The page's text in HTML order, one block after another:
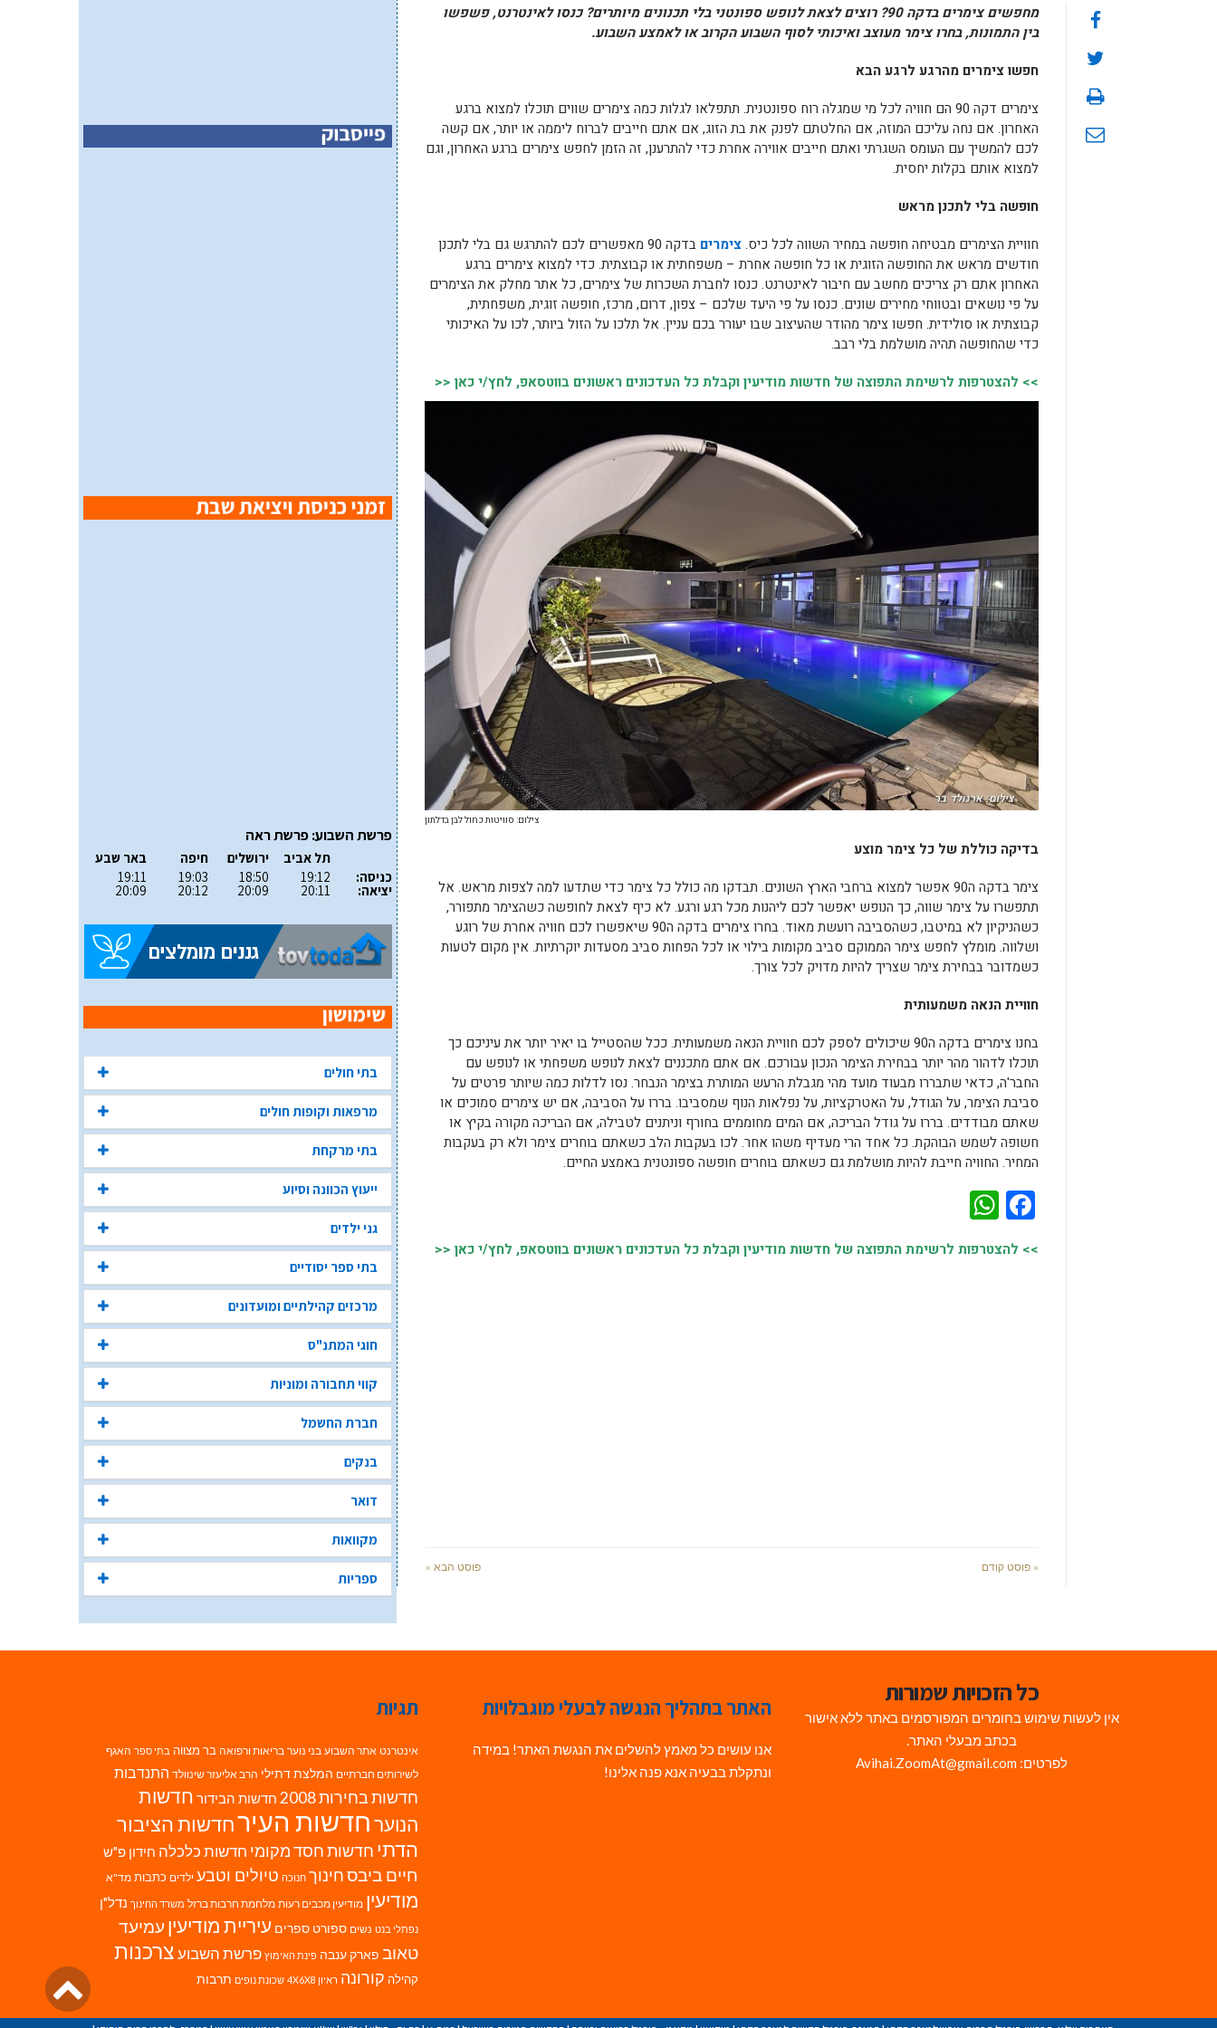
מחפשים צימרים בדקה 90? רוצים לצאת לנופש ספונטני בלי תכנונים מיותרים? כנסו לאינטרנט, פשפשו
בין התמונות, בחרו צימר מעוצב ואיכותי לסוף השבוע הקרוב או לאמצע השבוע.
חפשו צימרים מהרגע לרגע הבא
צימרים דקה 90 הם חוויה לכל מי שמגלה רוח ספונטנית. תתפלאו לגלות כמה צימרים שווים תוכלו למצוא ברגע
האחרון. אם נחה עליכם המוזה, אם החלטתם לפנק את בת הזוג, אם אתם חייבים לברוח ליממה או יותר, אם קשה
לכם להמשיך עם העומס השגרתי ואתם חייבים אווירה אחרת כדי להתרענן, זה הזמן לחפש צימרים ברגע האחרון, וגם
למצוא אותם בקלות יחסית.
חופשה בלי לתכנן מראש
חוויית הצימרים מבטיחה חופשה במחיר השווה לכל כיס.צימרים
בדקה 90 מאפשרים לכם להתרגש גם בלי לתכנן
חודשים מראש את החופשה הזוגית או כל חופשה אחרת – משפחתית או קבוצתית. כדי למצוא צימרים ברגע
האחרון אתם רק צריכים מחשב עם חיבור לאינטרנט. כנסו לחברת השכרות של צימרים, כל אתר מחלק את הצימרים
על פי נושאים ובטווחי מחירים שונים. כנסו על פי היעד שלכם – צפון, דרום, מרכז, חופשה זוגית, משפחתית,
קבוצתית או סולידית. חפשו צימר מהודר שהעיצוב שבו יעורר בכם עניין. אל תלכו על הזול ביותר, לכו על האיכותי
כדי שהחופשה תהיה מושלמת בלי רבב.
>> להצטרפות לרשימת התפוצה של חדשות מודיעין וקבלת כל העדכונים ראשונים בווטסאפ, לחץ/י כאן <<
צילום: סוויטות כחול לבן בדלתון
בדיקה כוללת של כל צימר מוצע
צימר בדקה ה90 אפשר למצוא ברחבי הארץ השונים. תבדקו מה כולל כל צימר כדי שתדעו למה לצפות מראש. אל
תתפשרו על צימר שווה, כך הנופש יאפשר לכם ליהנות מכל רגע ורגע. לא כיף לצאת לחופשה כשהצימר מתפורר,
כשהניקיון לא במיטבו, כשהסביבה רועשת מאוד. בחרו צימרים בדקה ה90 שיאפשרו לכם חוויה אחרת של רוגע
ושלווה. מומלץ לחפש צימר הממוקם סביב מקומות בילוי או לכל הפחות סביב מסעדות יוקרתיות. אין מקום לטעות
כשמדובר בבחירת צימר שצריך להיות מדויק לכל צורך.
חוויית הנאה משמעותית
בחנו צימרים בדקה ה90 שיכולים לספק לכם חוויית הנאה משמעותית. ככל שהסטייל בו יאיר יותר את עיניכם כך
תוכלו לדהור מהר יותר בבחירת הצימר הנכון עבורכם. אם אתם מתכננים לצאת לנופש משפחתי או לנופש עם
החבר'ה, כדאי שתבררו מבעוד מועד מהי מגבלת הרעש המותרת בצימר הנבחר. נסו לדלות כמה שיותר פרטים על
סביבת הצימר, על הגודל, על האטרקציות, על נפלאות הנוף שמסביבו. בררו על הסביבה, אם יש צימרים סמוכים או
שאתם מבודדים. בררו על גודל הבריכה, אם המים מחוממים בחורף וניתנים לטבילה, אם הבריכה מקורה בקיץ או
חשופה לשמש הבוהקת. כל אחד הרי מעדיף משהו אחר. לכו בעקבות הלב כשאתם בוחרים צימר ולא רק בעקבות
המחיר. החוויה חייבת להיות מושלמת גם כשאתם בוחרים חופשה ספונטנית באמצע החיים.
Facebook
>> להצטרפות לרשימת התפוצה של חדשות מודיעין וקבלת כל העדכונים ראשונים בווטסאפ, לחץ/י כאן <<
« פוסט קודם פוסט הבא »
פרשת השבוע: פרשת ראה
כניסה:
יציאה:
תל אביב
19:12
20:11
ירושלים
18:50
20:09
חיפה
19:03
20:12
באר שבע
19:11
20:09
בתי חולים
מרפאות וקופות חולים
בתי מרקחת
ייעוץ הכוונה וסיוע
גני ילדים
בתי ספר יסודיים
מרכזים קהילתיים ומועדונים
חוגי המתנ"ס
קווי תחבורה ומוניות
חברת החשמל
בנקים
דואר
מקוואות
ספריות
כל הזכויות שמורות
אין לעשות שימוש בחומרים המפורסמים באתר ללא אישור
בכתב מבעלי האתר.
לפרטים: Avihai.ZoomAt@gmail.com
האתר בתהליך הנגשה לבעלי מוגבלויות
אנו עושים כל מאמץ להשלים את הנגשת האתר! במידה
ונתקלת בבעיה אנא פנה אלינו!
תגיות
אינטרנט אתר השבוע בני נוער בריאות ורפואה בר מצווה בתי ספר האגף
לשירותים חברתיים המלצת דתילי הרב אליעזר שינוולד התנדבות
חדשות בחירות 2008 חדשות הבידור חדשות
הנוערחדשות העירחדשות הציבור
הדתי חדשות חסד מקומי חדשות כלכלה חידון פ"ש
חיים ביבסחינוך חנוכה טיולים וטבע ילדים כתבות מד"א
מודיעין מודיעין מכבים רעות מלחמת חרבות ברזל משרד החינוך נדל"ן
נפתלי בנט נשים ספורט ספרים עיריית מודיעין עמיעד
טאוב פארק ענבה פינת האימוץ פרשת השבועצרכנות
קהילה קורונה ראיון 4X6X8 שכונת נופים תרבות